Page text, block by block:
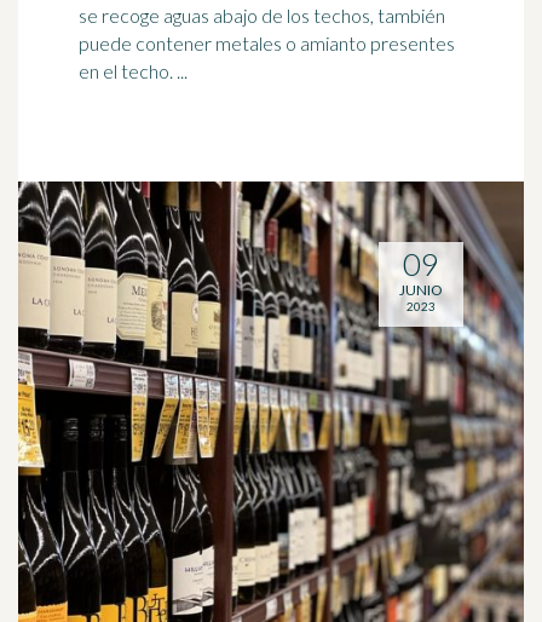
se recoge aguas abajo de los techos, también
puede contener metales o amianto presentes
en el techo. ...
09
JUNIO
2023